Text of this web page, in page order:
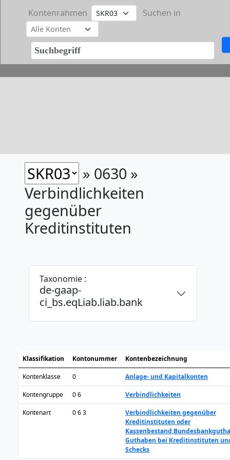
Kontenrahmen Suchen in
» 0630 »
Verbindlichkeiten
gegenüber
Kreditinstituten
Taxonomie :
de-gaap-
ci_bs.eqLiab.liab.bank
Klassifikation Kontonummer Kontenbezeichnung
Kontenklasse 0 Anlage- und Kapitalkonten
Kontengruppe 0 6 Verbindlichkeiten
Kontenart 0 6 3
Verbindlichkeiten gegenüber
Kreditinstituten oder
Guthaben bei Kreditinstituten
Schecks